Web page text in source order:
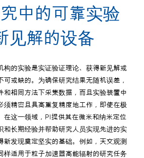
中的可靠实验
见解的设备
构的实验是实证验证理论、获得新见解或
可或缺的。为确保研究结果无随机误差，
和相同方法下采集数据，而且实验装置中
须精密且具高重复精度地工作，即使在极
在这一领域，PI提供其在微米和纳米定位
和长期经验并帮助研究人员实现先进的实
新发现奠定坚实的基础。例如，天文观测
样适用于粒子加速器高能辐射的研究任务